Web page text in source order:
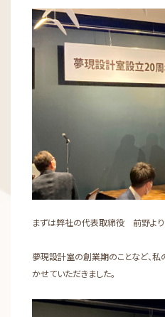
まずは弊社の代表取締役 前野より
夢現設計室の創業期のことなど、私
かせていただきました。